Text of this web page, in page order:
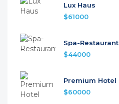
Lux Haus
$61000
Spa-Restaurant
$44000
Premium Hotel
$60000